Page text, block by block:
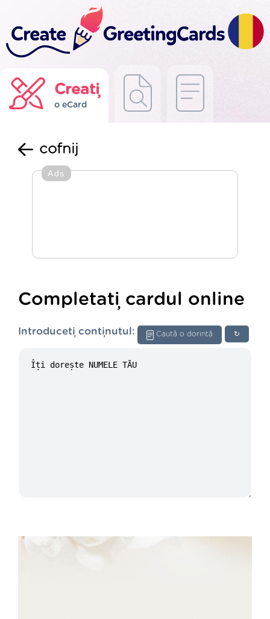
Creați
o eCard
cofnij
Ads
Completați cardul online
↻
Caută o dorință
Introduceți conținutul: